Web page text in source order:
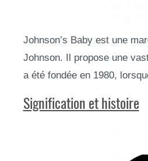
Johnson’s Baby est une
Johnson. Il propose une
a été fondée en 1980,
Signification et histoire